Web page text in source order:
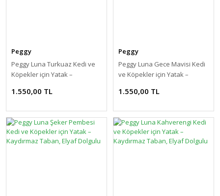
Peggy
Peggy Luna Turkuaz Kedi ve
Köpekler için Yatak –
Dolgulu
1.550,00 TL
Peggy
Peggy Luna Gece Mavisi Kedi
ve Köpekler için Yatak –
Dolgulu
1.550,00 TL